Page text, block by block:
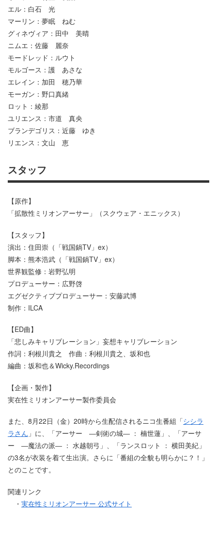
エル：白石 光
マーリン：夢眠 ねむ
グィネヴィア：田中 美晴
ニムエ：佐藤 麗奈
モードレッド：ルウト
モルゴース：護 あさな
エレイン：加田 穂乃華
モーガン：野口真緒
ロット：綾那
ユリエンス：市道 真央
ブランデゴリス：近藤 ゆき
リエンス：文山 恵
スタッフ
【原作】
「拡散性ミリオンアーサー」（スクウェア・エニックス）
【スタッフ】
演出：住田崇（「戦国鍋TV」ex）
脚本：熊本浩武（「戦国鍋TV」ex）
世界観監修：岩野弘明
プロデューサー：広野啓
エグゼクティブプロデューサー：安藤武博
制作：ILCA
【ED曲】
「悲しみキャリブレーション」妄想キャリブレーション
作詞：利根川貴之 作曲：利根川貴之、坂和也
編曲：坂和也＆Wicky.Recordings
【企画・製作】
実在性ミリオンアーサー製作委員会
また、8月22日（金）20時から生配信されるニコ生番組「シシラ
ラさん 」に、「アーサー ―剣術の城― ： 楠世蓮」、「アーサ
ー ―魔法の派― ： 水越朝弓」、「ランスロット ： 横田美紀」
の3名が衣装を着て生出演。さらに「番組の全貌も明らかに？！」
とのことです。
関連リンク
・ 実在性ミリオンアーサー 公式サイト